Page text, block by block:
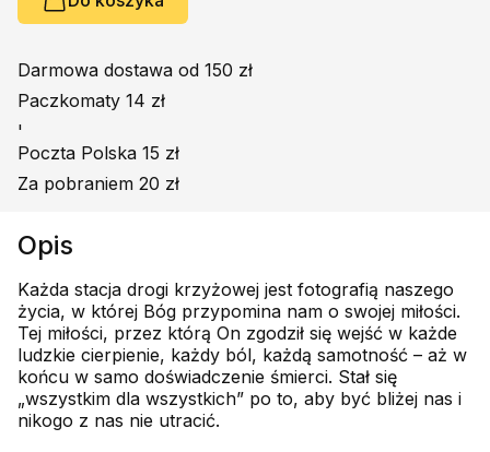
Darmowa dostawa od 150 zł
Paczkomaty 14 zł
'
Poczta Polska 15 zł
Za pobraniem 20 zł
Opis
Każda stacja drogi krzyżowej jest fotografią naszego
życia, w której Bóg przypomina nam o swojej miłości.
Tej miłości, przez którą On zgodził się wejść w każde
ludzkie cierpienie, każdy ból, każdą samotność – aż w
końcu w samo doświadczenie śmierci. Stał się
„wszystkim dla wszystkich” po to, aby być bliżej nas i
nikogo z nas nie utracić.